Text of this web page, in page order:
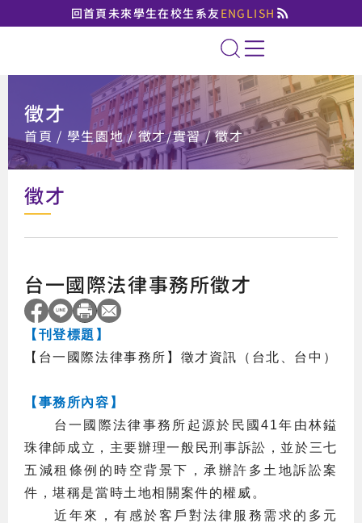
回首頁未來學生在校生系友 ENGLISH
國立臺北大學法律學系
全站搜索
徵才
:::
首頁 學生園地 徵才/實習 徵才
徵才
台一國際法律事務所徵才
【刊登標題】
【台一國際法律事務所】徵才資訊（台北、台中）
【事務所內容】
台一國際法律事務所起源於民國41年由林鎰
珠律師成立，主要辦理一般民刑事訴訟，並於三七
五減租條例的時空背景下，承辦許多土地訴訟案
件，堪稱是當時土地相關案件的權威。
近年來，有感於客戶對法律服務需求的多元